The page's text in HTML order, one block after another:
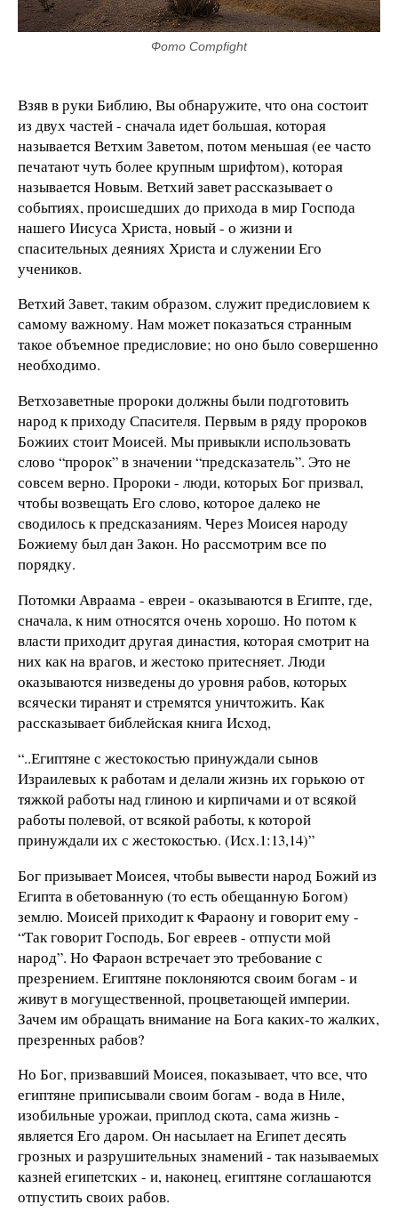
Фото Compfight
Взяв в руки Библию, Вы обнаружите, что она состоит
из двух частей - сначала идет большая, которая
называется Ветхим Заветом, потом меньшая (ее часто
печатают чуть более крупным шрифтом), которая
называется Новым. Ветхий завет рассказывает о
событиях, происшедших до прихода в мир Господа
нашего Иисуса Христа, новый - о жизни и
спасительных деяниях Христа и служении Его
учеников.
Ветхий Завет, таким образом, служит предисловием к
самому важному. Нам может показаться странным
такое объемное предисловие; но оно было совершенно
необходимо.
Ветхозаветные пророки должны были подготовить
народ к приходу Спасителя. Первым в ряду пророков
Божиих стоит Моисей. Мы привыкли использовать
слово “пророк” в значении “предсказатель”. Это не
совсем верно. Пророки - люди, которых Бог призвал,
чтобы возвещать Его слово, которое далеко не
сводилось к предсказаниям. Через Моисея народу
Божиему был дан Закон. Но рассмотрим все по
порядку.
Потомки Авраама - евреи - оказываются в Египте, где,
сначала, к ним относятся очень хорошо. Но потом к
власти приходит другая династия, которая смотрит на
них как на врагов, и жестоко притесняет. Люди
оказываются низведены до уровня рабов, которых
всячески тиранят и стремятся уничтожить. Как
рассказывает библейская книга Исход,
“..Египтяне с жестокостью принуждали сынов
Израилевых к работам и делали жизнь их горькою от
тяжкой работы над глиною и кирпичами и от всякой
работы полевой, от всякой работы, к которой
принуждали их с жестокостью. (Исх.1:13,14)”
Бог призывает Моисея, чтобы вывести народ Божий из
Египта в обетованную (то есть обещанную Богом)
землю. Моисей приходит к Фараону и говорит ему -
“Так говорит Господь, Бог евреев - отпусти мой
народ”. Но Фараон встречает это требование с
презрением. Египтяне поклоняются своим богам - и
живут в могущественной, процветающей империи.
Зачем им обращать внимание на Бога каких-то жалких,
презренных рабов?
Но Бог, призвавший Моисея, показывает, что все, что
египтяне приписывали своим богам - вода в Ниле,
изобильные урожаи, приплод скота, сама жизнь -
является Его даром. Он насылает на Египет десять
грозных и разрушительных знамений - так называемых
казней египетских - и, наконец, египтяне соглашаются
отпустить своих рабов.